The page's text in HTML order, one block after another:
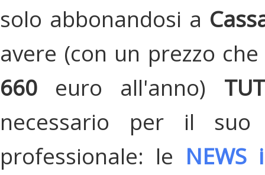
solo abbonandosi a
avere (con un prezzo
660 euro all'anno)
necessario per il suo
professionale: le